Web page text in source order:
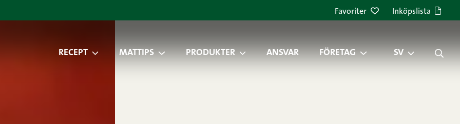
Favoriter Inköpslista
RECEPT MATTIPS PRODUKTER ANSVAR FÖRETAG SV